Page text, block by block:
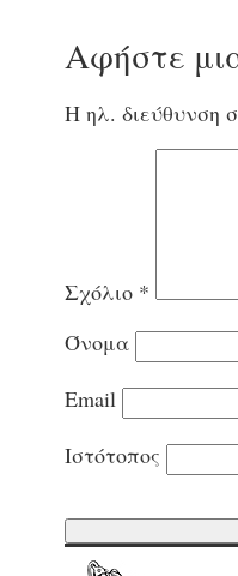
Αφήστε
Η ηλ. διεύθυνση
Σχόλιο *
Όνομα
Email
Ιστότοπος